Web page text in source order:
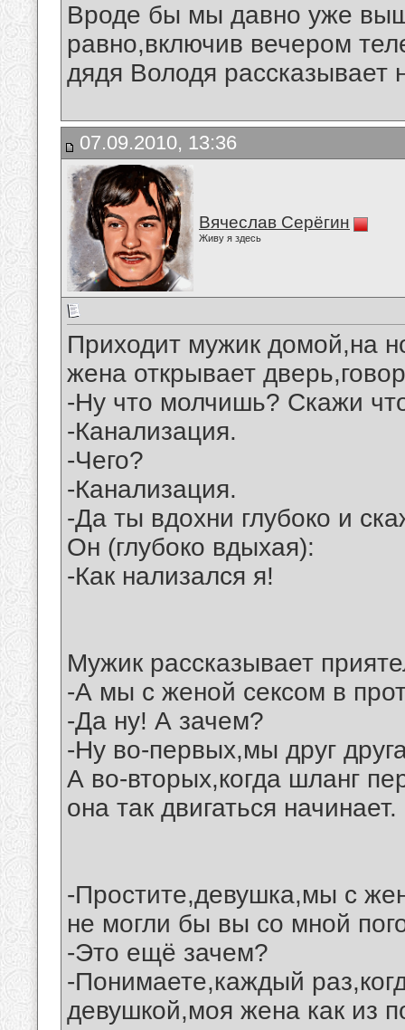
Вроде бы мы давно уже
равно,включив вечером
дядя Володя рассказывает
07.09.2010, 13:36
Вячеслав Серёгин
Живу я здесь
Приходит мужик домой,на
жена открывает
-Ну что молчишь? Скажи
-Канализация.
-Чего?
-Канализация.
-Да ты вдохни глубоко и
Он (глубоко вдыхая):
-Как нализался я!
Мужик рассказывает
-А мы с женой сексом в
-Да ну! А зачем?
-Ну во-первых,мы друг
А во-вторых,когда шланг
она так двигаться начинает.
-Простите,девушка,мы с
не могли бы вы со мной
-Это ещё зачем?
-Понимаете,каждый
девушкой,моя жена как из